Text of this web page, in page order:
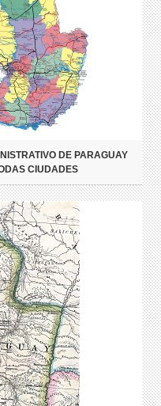
DE PARAGUAY
CIUDADES